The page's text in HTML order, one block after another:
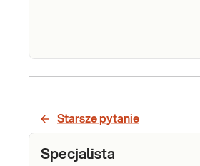
Dziedziczny rak trzustki.
Starsze pytanie
Specjalista